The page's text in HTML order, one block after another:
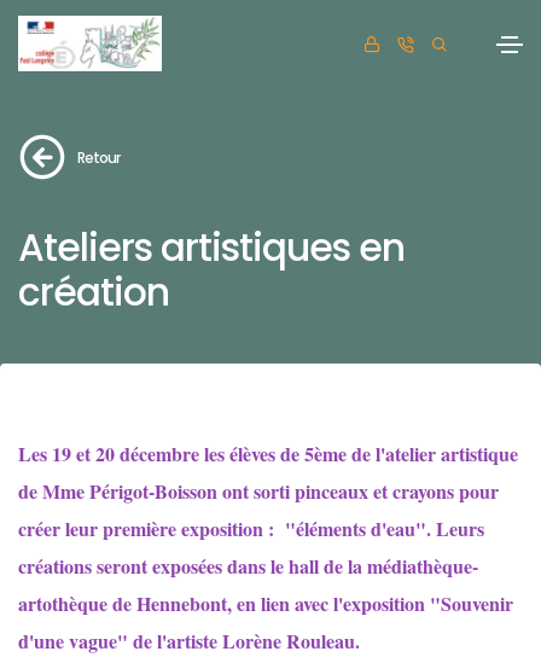
Retour
Ateliers artistiques en
création
Les 19 et 20 décembre les élèves de 5ème de l'atelier artistique
de Mme Périgot-Boisson ont sorti pinceaux et crayons pour
créer leur première exposition : "éléments d'eau". Leurs
créations seront exposées dans le hall de la médiathèque-
artothèque de Hennebont, en lien avec l'exposition "Souvenir
d'une vague" de l'artiste Lorène Rouleau.